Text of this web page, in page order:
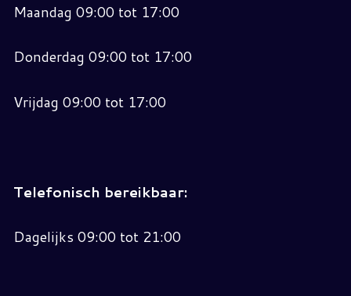
Maandag 09:00 tot 17:00
Donderdag 09:00 tot 17:00
Vrijdag 09:00 tot 17:00
Telefonisch bereikbaar:
Dagelijks 09:00 tot 21:00